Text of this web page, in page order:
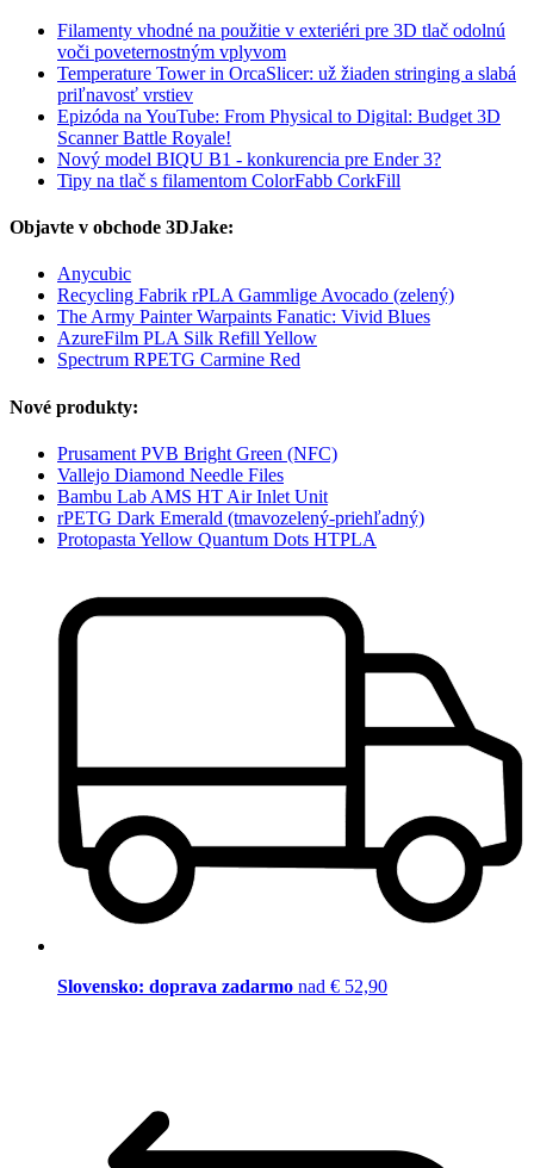
Filamenty vhodné na použitie v exteriéri pre 3D tlač odolnú
voči poveternostným vplyvom
Temperature Tower in OrcaSlicer: už žiaden stringing a slabá
priľnavosť vrstiev
Epizóda na YouTube: From Physical to Digital: Budget 3D
Scanner Battle Royale!
Nový model BIQU B1 - konkurencia pre Ender 3?
Tipy na tlač s filamentom ColorFabb CorkFill
Objavte v obchode 3DJake:
Anycubic
Recycling Fabrik rPLA Gammlige Avocado (zelený)
The Army Painter Warpaints Fanatic: Vivid Blues
AzureFilm PLA Silk Refill Yellow
Spectrum RPETG Carmine Red
Nové produkty:
Prusament PVB Bright Green (NFC)
Vallejo Diamond Needle Files
Bambu Lab AMS HT Air Inlet Unit
rPETG Dark Emerald (tmavozelený-priehľadný)
Protopasta Yellow Quantum Dots HTPLA
Slovensko: doprava zadarmo nad € 52,90